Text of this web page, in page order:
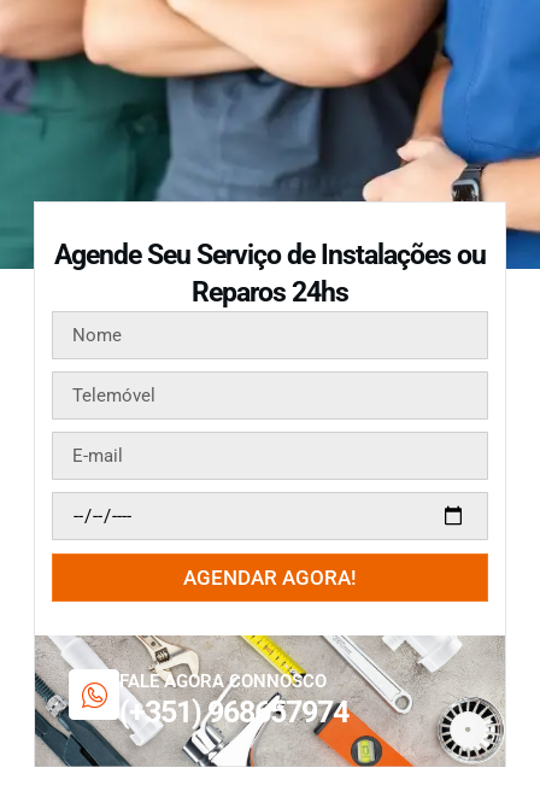
Agende Seu Serviço de Instalações ou
Reparos 24hs
AGENDAR AGORA!
FALE AGORA CONNOSCO
(+351) 968657974